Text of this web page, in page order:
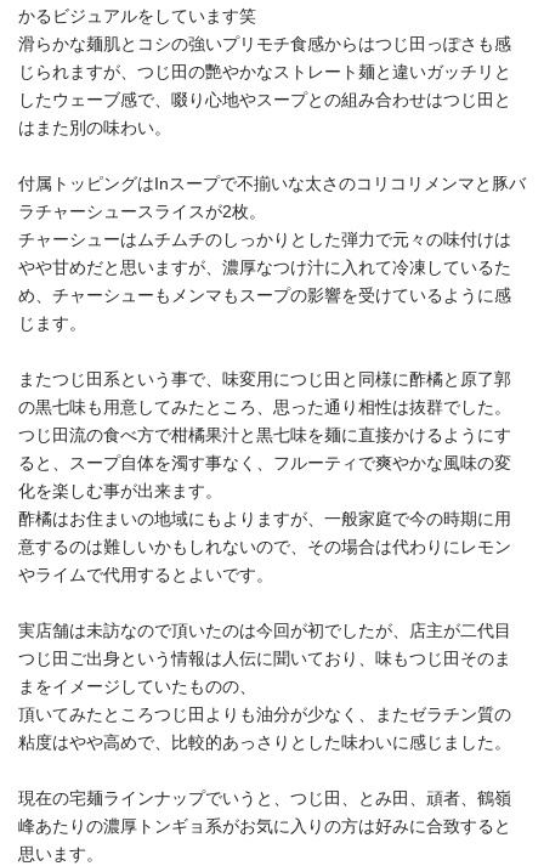
かるビジュアルをしています笑
滑らかな麺肌とコシの強いプリモチ食感からはつじ田っぽさも感
じられますが、つじ田の艷やかなストレート麺と違いガッチリと
したウェーブ感で、啜り心地やスープとの組み合わせはつじ田と
はまた別の味わい。
付属トッピングはInスープで不揃いな太さのコリコリメンマと豚バ
ラチャーシュースライスが2枚。
チャーシューはムチムチのしっかりとした弾力で元々の味付けは
やや甘めだと思いますが、濃厚なつけ汁に入れて冷凍しているた
め、チャーシューもメンマもスープの影響を受けているように感
じます。
またつじ田系という事で、味変用につじ田と同様に酢橘と原了郭
の黒七味も用意してみたところ、思った通り相性は抜群でした。
つじ田流の食べ方で柑橘果汁と黒七味を麺に直接かけるようにす
ると、スープ自体を濁す事なく、フルーティで爽やかな風味の変
化を楽しむ事が出来ます。
酢橘はお住まいの地域にもよりますが、一般家庭で今の時期に用
意するのは難しいかもしれないので、その場合は代わりにレモン
やライムで代用するとよいです。
実店舗は未訪なので頂いたのは今回が初でしたが、店主が二代目
つじ田ご出身という情報は人伝に聞いており、味もつじ田そのま
まをイメージしていたものの、
頂いてみたところつじ田よりも油分が少なく、またゼラチン質の
粘度はやや高めで、比較的あっさりとした味わいに感じました。
現在の宅麺ラインナップでいうと、つじ田、とみ田、頑者、鶴嶺
峰あたりの濃厚トンギョ系がお気に入りの方は好みに合致すると
思います。